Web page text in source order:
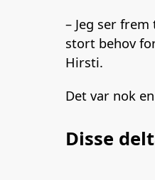
– Jeg ser
stort behov
Hirsti.
Det var nok
Disse